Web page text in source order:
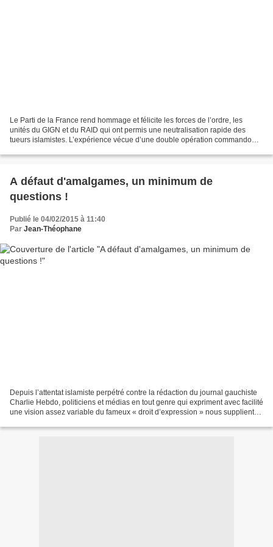
Le Parti de la France rend hommage et félicite les forces de l’ordre, les
unités du GIGN et du RAID qui ont permis une neutralisation rapide des
tueurs islamistes. L’expérience vécue d’une double opération commando
A défaut d'amalgames, un minimum de
questions !
Publié le 04/02/2015 à 11:40
Par Jean-Théophane
Depuis l’attentat islamiste perpétré contre la rédaction du journal gauchiste
Charlie Hebdo, politiciens et médias en tout genre qui expriment avec facilité
une vision assez variable du fameux « droit d’expression » nous supplient